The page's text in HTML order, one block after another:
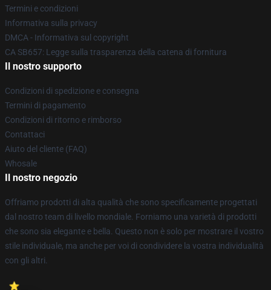
Termini e condizioni
Informativa sulla privacy
DMCA - Informativa sul copyright
CA SB657: Legge sulla trasparenza della catena di fornitura
Il nostro supporto
Condizioni di spedizione e consegna
Termini di pagamento
Condizioni di ritorno e rimborso
Contattaci
Aiuto del cliente (FAQ)
Whosale
Il nostro negozio
Offriamo prodotti di alta qualità che sono specificamente progettati
dal nostro team di livello mondiale. Forniamo una varietà di prodotti
che sono sia elegante e bella. Questo non è solo per mostrare il vostro
stile individuale, ma anche per voi di condividere la vostra individualità
con gli altri.